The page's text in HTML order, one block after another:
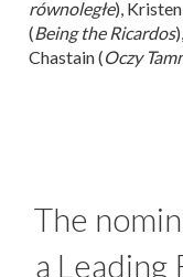
równoległe),
(Being the Ricardos
Chastain (Oczy
The
a Leading